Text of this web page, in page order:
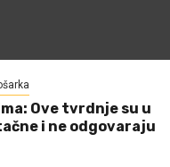
​Ove tvrdnje su u
i ne odgovaraju